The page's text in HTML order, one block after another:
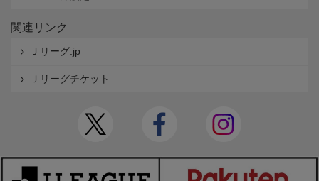
関連リンク
Ｊリーグ.jp
Ｊリーグチケット